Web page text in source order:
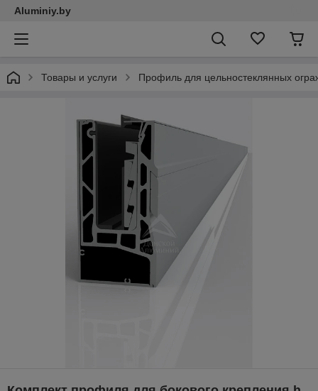
Aluminiy.by
Товары и услуги Профиль для цельностеклянных